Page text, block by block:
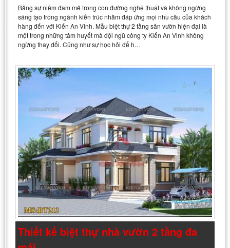
Bằng sự niềm đam mê trong con đường nghệ thuật và không ngừng
sáng tạo trong ngành kiến trúc nhằm đáp ứng mọi nhu cầu của khách
hàng đến với Kiến An Vinh. Mẫu biệt thự 2 tầng sân vườn hiện đại là
một trong những tâm huyết mà đội ngũ công ty Kiến An Vinh không
ngừng thay đổi. Cũng như sự học hỏi để h…
Thiết kế biệt thự nhà vườn 2 tầng đa